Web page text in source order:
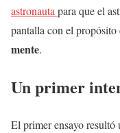
astronautapara que el
pantalla con el propósito
mente.
Un primer
El primer ensayo